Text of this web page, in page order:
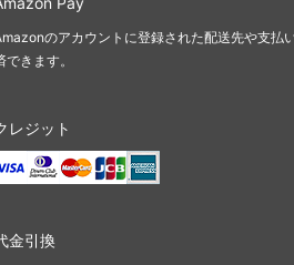
のアカウントに登録された配送先や支払
できます。
レジット
金引換